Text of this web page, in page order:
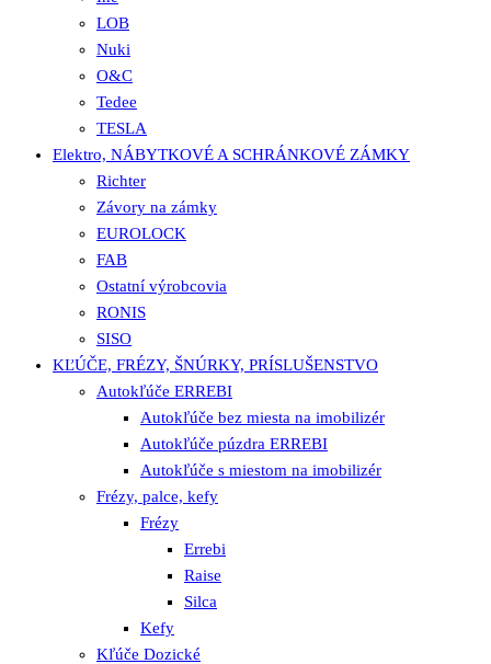
LOB
Nuki
O&C
Tedee
TESLA
Elektro, NÁBYTKOVÉ A SCHRÁNKOVÉ ZÁMKY
Richter
Závory na zámky
EUROLOCK
FAB
Ostatní výrobcovia
RONIS
SISO
KĽÚČE, FRÉZY, ŠNÚRKY, PRÍSLUŠENSTVO
Autokľúče ERREBI
Autokľúče bez miesta na imobilizér
Autokľúče púzdra ERREBI
Autokľúče s miestom na imobilizér
Frézy, palce, kefy
Frézy
Errebi
Raise
Silca
Kefy
Kľúče Dozické